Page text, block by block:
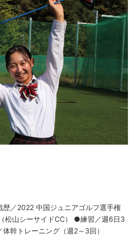
／2022 中国ジュニアゴルフ選手権
山シーサイドCC） ●練習／週6日3
幹トレーニング（週2～3回）